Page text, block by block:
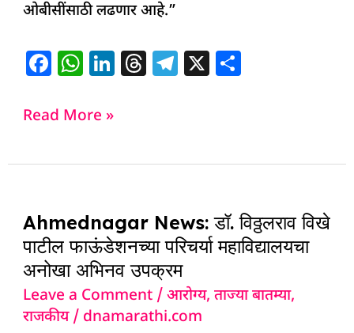
ओबीसींसाठी लढणार आहे.”
F
c
b
o
k
W
at
A
p
Li
dI
T
d
T
ra
X
Read More »
Ahmednagar News: डॉ. विठ्ठलराव विखे
पाटील फाऊंडेशनच्या परिचर्या महाविद्यालयचा
अनोखा अभिनव उपक्रम
Leave a Comment /आरोग्य,ताज्या बातम्या,
राजकीय/ dnamarathi.com
News:
डॉ.
विठ्ठलराव
विखे
पाटील